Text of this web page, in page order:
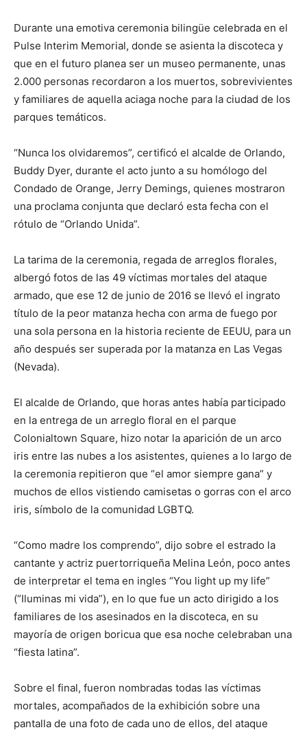
Durante una emotiva ceremonia bilingüe celebrada en el
Pulse Interim Memorial, donde se asienta la discoteca y
que en el futuro planea ser un museo permanente, unas
2.000 personas recordaron a los muertos, sobrevivientes
y familiares de aquella aciaga noche para la ciudad de los
parques temáticos.
“Nunca los olvidaremos”, certificó el alcalde de Orlando,
Buddy Dyer, durante el acto junto a su homólogo del
Condado de Orange, Jerry Demings, quienes mostraron
una proclama conjunta que declaró esta fecha con el
rótulo de “Orlando Unida”.
La tarima de la ceremonia, regada de arreglos florales,
albergó fotos de las 49 víctimas mortales del ataque
armado, que ese 12 de junio de 2016 se llevó el ingrato
título de la peor matanza hecha con arma de fuego por
una sola persona en la historia reciente de EEUU, para un
año después ser superada por la matanza en Las Vegas
(Nevada).
El alcalde de Orlando, que horas antes había participado
en la entrega de un arreglo floral en el parque
Colonialtown Square, hizo notar la aparición de un arco
iris entre las nubes a los asistentes, quienes a lo largo de
la ceremonia repitieron que “el amor siempre gana” y
muchos de ellos vistiendo camisetas o gorras con el arco
iris, símbolo de la comunidad LGBTQ.
“Como madre los comprendo”, dijo sobre el estrado la
cantante y actriz puertorriqueña Melina León, poco antes
de interpretar el tema en ingles “You light up my life”
(“Iluminas mi vida”), en lo que fue un acto dirigido a los
familiares de los asesinados en la discoteca, en su
mayoría de origen boricua que esa noche celebraban una
“fiesta latina”.
Sobre el final, fueron nombradas todas las víctimas
mortales, acompañados de la exhibición sobre una
pantalla de una foto de cada uno de ellos, del ataque